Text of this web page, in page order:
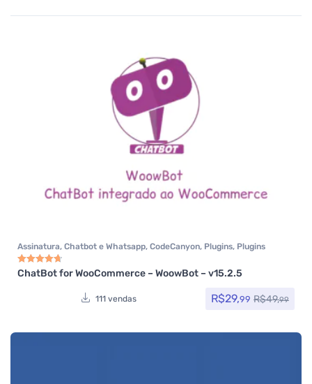
Assinatura, Chatbot e Whatsapp, CodeCanyon, Plugins, Plugins
Wocoomerce
ChatBot for WooCommerce – WoowBot – v15.2.5
111 vendas R$29,99 R$49,99